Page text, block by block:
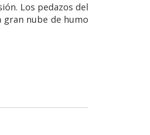
Los pedazos del
gran nube de humo